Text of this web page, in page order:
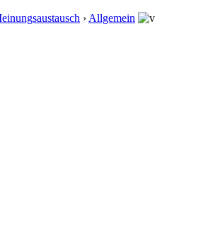
› Allgemein